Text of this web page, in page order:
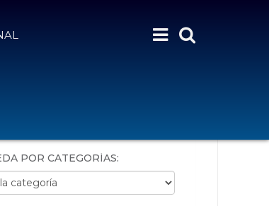
POR CATEGORÍAS:
por categorías: